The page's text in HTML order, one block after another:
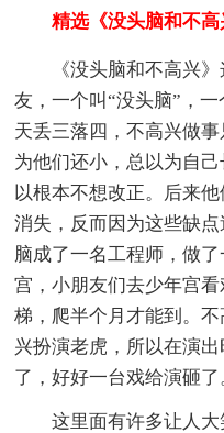
精选《没头脑和不高
《没头脑和不高兴》
友，一个叫“没头脑”，
天丢三落四，不高兴做
为他们还小，总以为自
以根本不想改正。后来
消失，反而因为这些缺
脑成了一名工程师，做
宫，小朋友们去少年宫
梯，爬半个月才能到。
兴扮演老虎，所以在演
了，好好一台戏给演砸了
这里面有许多让人大